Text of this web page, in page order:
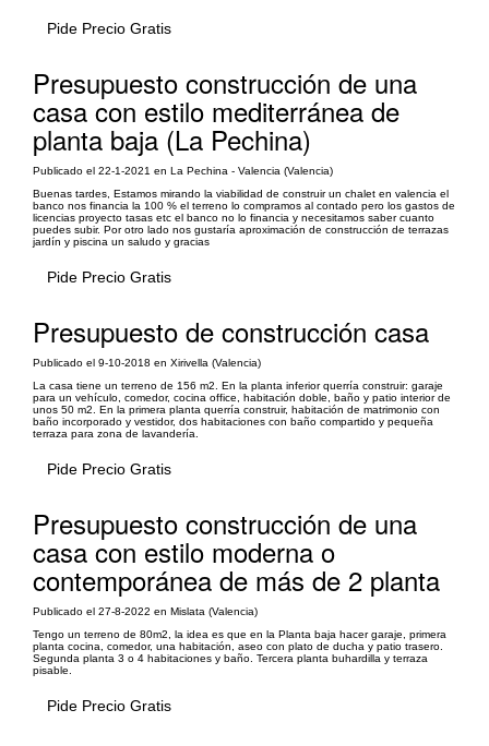
Pide Precio Gratis
Presupuesto construcción de una
casa con estilo mediterránea de
planta baja (La Pechina)
Publicado el 22-1-2021 en La Pechina - Valencia (Valencia)
Buenas tardes, Estamos mirando la viabilidad de construir un chalet en valencia el
banco nos financia la 100 % el terreno lo compramos al contado pero los gastos de
licencias proyecto tasas etc el banco no lo financia y necesitamos saber cuanto
puedes subir. Por otro lado nos gustaría aproximación de construcción de terrazas
jardín y piscina un saludo y gracias
Pide Precio Gratis
Presupuesto de construcción casa
Publicado el 9-10-2018 en Xirivella (Valencia)
La casa tiene un terreno de 156 m2. En la planta inferior querría construir: garaje
para un vehículo, comedor, cocina office, habitación doble, baño y patio interior de
unos 50 m2. En la primera planta querría construir, habitación de matrimonio con
baño incorporado y vestidor, dos habitaciones con baño compartido y pequeña
terraza para zona de lavandería.
Pide Precio Gratis
Presupuesto construcción de una
casa con estilo moderna o
contemporánea de más de 2 planta
Publicado el 27-8-2022 en Mislata (Valencia)
Tengo un terreno de 80m2, la idea es que en la Planta baja hacer garaje, primera
planta cocina, comedor, una habitación, aseo con plato de ducha y patio trasero.
Segunda planta 3 o 4 habitaciones y baño. Tercera planta buhardilla y terraza
pisable.
Pide Precio Gratis